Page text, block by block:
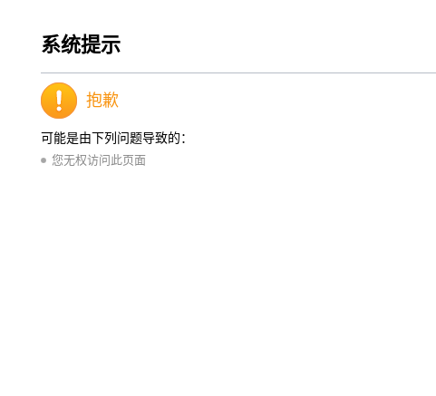
系统提示
抱歉
可能是由下列问题导致的：
您无权访问此页面